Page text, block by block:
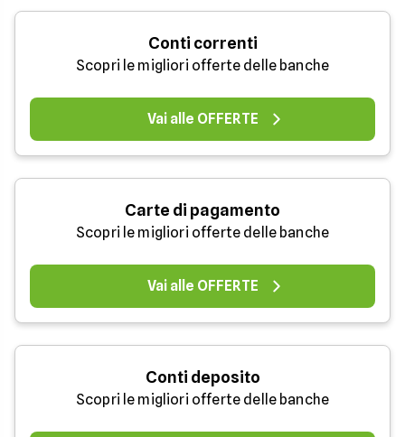
Conti correnti
Scopri le migliori offerte delle banche
Vai alle OFFERTE
Carte di pagamento
Scopri le migliori offerte delle banche
Vai alle OFFERTE
Conti deposito
Scopri le migliori offerte delle banche